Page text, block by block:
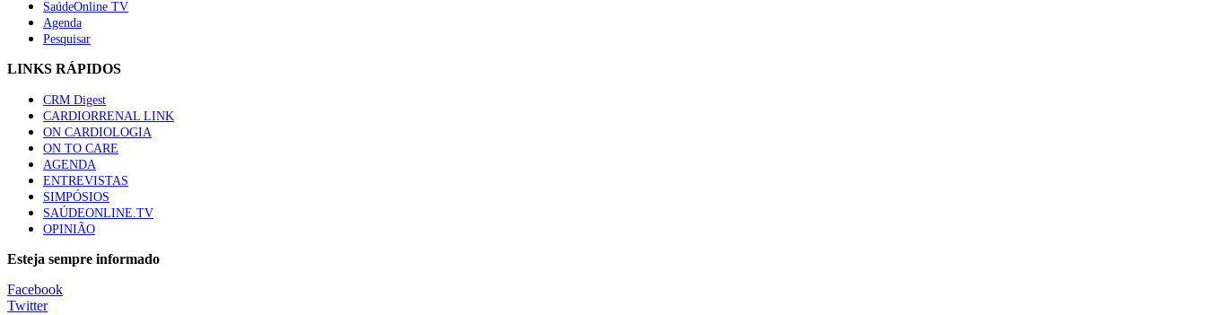
Quase quatro em cada dez doentes com enfarte apresentavam níveis elevados de Lp(a), revela estudo
Trodelvy aprovado para primeira linha no cancro da mama triplo negativo metastático em doentes não elegíveis para inibidores PD-(L)1
61 visualizações
MAIS NOTÍCIAS
7 Ago, 2026
SaúdeOnline TV
Agenda
Pesquisar
LINKS RÁPIDOS
CRM Digest
CARDIORRENAL LINK
ON CARDIOLOGIA
ON TO CARE
AGENDA
ENTREVISTAS
SIMPÓSIOS
SAÚDEONLINE.TV
OPINIÃO
Esteja sempre informado
Facebook
Twitter